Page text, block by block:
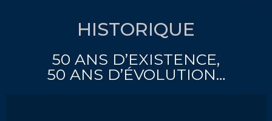
HISTORIQUE
50 ANS D’EXISTENCE,
50 ANS D’ÉVOLUTION…